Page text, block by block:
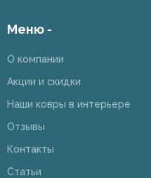
Меню -
О компании
Акции и скидки
Наши ковры в интерьере
Отзывы
Контакты
Статьи